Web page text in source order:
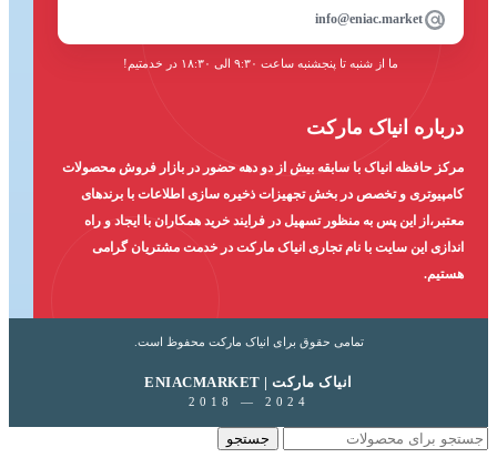
info@eniac.market
ما از شنبه تا پنجشنبه ساعت ۹:۳۰ الی ۱۸:۳۰ در خدمتیم!
درباره انیاک مارکت
مرکز حافظه انیاک با سابقه بیش از دو دهه حضور در بازار فروش محصولات
کامپیوتری و تخصص در بخش تجهیزات ذخیره سازی اطلاعات با برندهای
معتبر،از این پس به منظور تسهیل در فرایند خرید همکاران با ایجاد و راه
اندازی این سایت با نام تجاری انیاک مارکت در خدمت مشتریان گرامی
هستیم.
تمامی حقوق برای انیاک مارکت محفوظ است.
ENIACMARKET | انیاک مارکت
2018 — 2024
جستجو